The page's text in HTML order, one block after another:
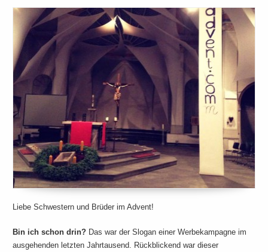
Liebe Schwestern und Brüder im Advent!
Bin ich schon drin? Das war der Slogan einer Werbekampagne im
ausgehenden letzten Jahrtausend. Rückblickend war dieser